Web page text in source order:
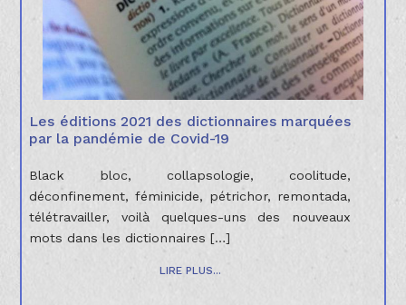
Les éditions 2021 des dictionnaires marquées
par la pandémie de Covid-19
Black bloc, collapsologie, coolitude,
déconfinement, féminicide, pétrichor, remontada,
télétravailler, voilà quelques-uns des nouveaux
mots dans les dictionnaires […]
LIRE PLUS...